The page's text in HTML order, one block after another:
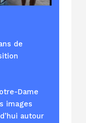
de
Dame
images
autour